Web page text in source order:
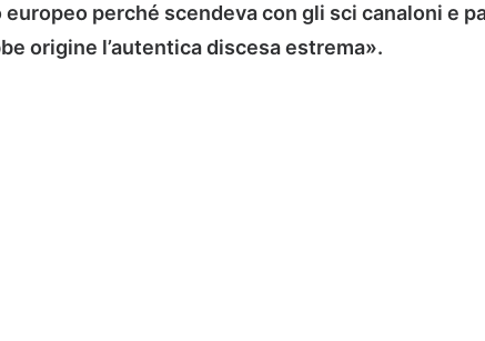
perché scendeva con gli sci canaloni e
origine l’autentica discesa estrema».